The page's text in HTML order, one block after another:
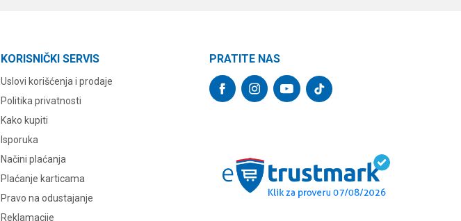
KORISNIČKI SERVIS
Uslovi korišćenja i prodaje
Politika privatnosti
Kako kupiti
Isporuka
Načini plaćanja
Plaćanje karticama
Pravo na odustajanje
Reklamacije
PRATITE NAS